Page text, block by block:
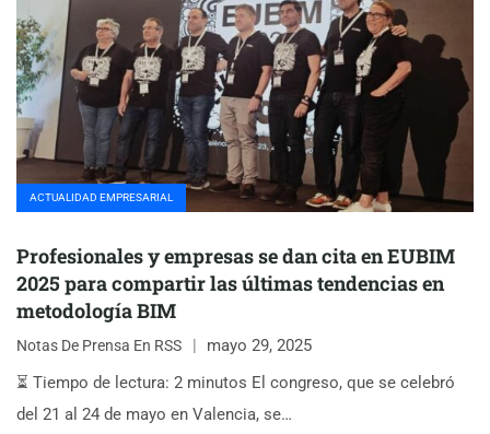
ACTUALIDAD EMPRESARIAL
Profesionales y empresas se dan cita en EUBIM
2025 para compartir las últimas tendencias en
metodología BIM
Notas De Prensa En RSS
mayo 29, 2025
⏳ Tiempo de lectura: 2 minutos El congreso, que se celebró
del 21 al 24 de mayo en Valencia, se…